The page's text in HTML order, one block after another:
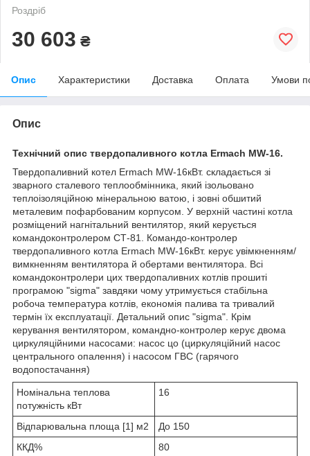
Роздріб
30 603 ₴
Опис Характеристики Доставка Оплата Умови
Опис
Технічний опис твердопаливного котла Ermach MW-16.
Твердопаливний котел Ermach MW-16кВт. складається зі
зварного сталевого теплообмінника, який ізольовано
теплоізоляційною мінеральною ватою, і зовні обшитий
металевим пофарбованим корпусом. У верхній частині котла
розміщений нагнітальний вентилятор, який керується
командоконтролером СТ-81. Командо-контролер
твердопаливного котла Ermach MW-16кВт. керує увімкненням/
вимкненням вентилятора й обертами вентилятора. Всі
командоконтролери цих твердопаливних котлів прошиті
програмою "sigma" завдяки чому утримується стабільна
робоча температура котлів, економія палива та тривалий
термін їх експлуатації. Детальний опис "sigma". Крім
керування вентилятором, командно-контролер керує двома
циркуляційними насосами: насос цо (циркуляційний насос
центрального опалення) і насосом ГВС (гарячого
водопостачання)
Номінальна теплова
потужність кВт
16
Відпарювальна площа [1] м2
До 150
ККД%
80